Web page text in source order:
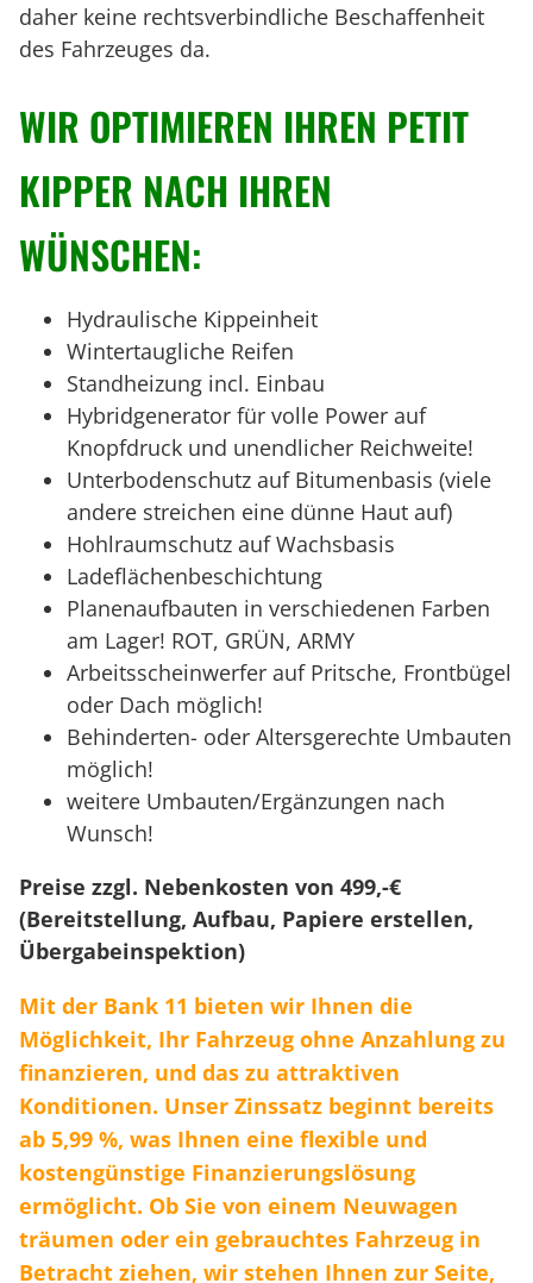
daher keine rechtsverbindliche Beschaffenheit
des Fahrzeuges da.
WIR OPTIMIEREN IHREN PETIT
KIPPER NACH IHREN
WÜNSCHEN:
Hydraulische Kippeinheit
Wintertaugliche Reifen
Standheizung incl. Einbau
Hybridgenerator für volle Power auf
Knopfdruck und unendlicher Reichweite!
Unterbodenschutz auf Bitumenbasis (viele
andere streichen eine dünne Haut auf)
Hohlraumschutz auf Wachsbasis
Ladeflächenbeschichtung
Planenaufbauten in verschiedenen Farben
am Lager! ROT, GRÜN, ARMY
Arbeitsscheinwerfer auf Pritsche, Frontbügel
oder Dach möglich!
Behinderten- oder Altersgerechte Umbauten
möglich!
weitere Umbauten/Ergänzungen nach
Wunsch!
Preise zzgl. Nebenkosten von 499,-€
(Bereitstellung, Aufbau, Papiere erstellen,
Übergabeinspektion)
Mit der Bank 11 bieten wir Ihnen die
Möglichkeit, Ihr Fahrzeug ohne Anzahlung zu
finanzieren, und das zu attraktiven
Konditionen. Unser Zinssatz beginnt bereits
ab 5,99 %, was Ihnen eine flexible und
kostengünstige Finanzierungslösung
ermöglicht. Ob Sie von einem Neuwagen
träumen oder ein gebrauchtes Fahrzeug in
Betracht ziehen, wir stehen Ihnen zur Seite,